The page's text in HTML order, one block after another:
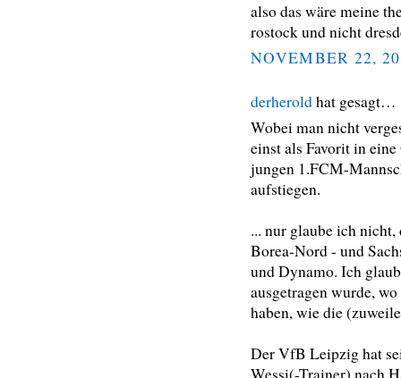
also das wäre meine
rostock und nicht
NOVEMBER 22,
derheroldhat gesagt…
Wobei man nicht
einst als Favorit in
jungen 1.FCM-
aufstiegen.
... nur glaube ich
Borea-Nord - und
und Dynamo. Ich
ausgetragen wurde,
haben, wie die
Der VfB Leipzig hat